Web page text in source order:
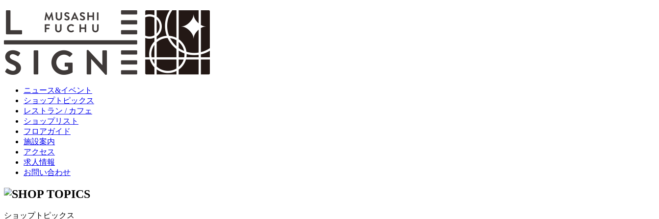
ニュース&イベント
ショップトピックス
レストラン / カフェ
ショップリスト
フロアガイド
施設案内
アクセス
求人情報
お問い合わせ
ショップトピックス